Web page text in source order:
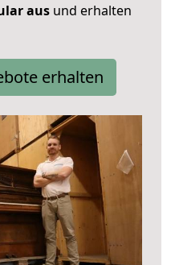
aus und erhalten
erhalten